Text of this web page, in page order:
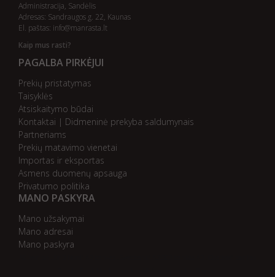
Administracija, Sandėlis
Adresas: Sandraugos g. 22, Kaunas
El. paštas: info@manrasta.lt
Kaip mus rasti?
PAGALBA PIRKĖJUI
Prekių pristatymas
Taisyklės
Atsiskaitymo būdai
Kontaktai | Didmeninė prekyba saldumynais
Partneriams
Prekių matavimo vienetai
Importas ir eksportas
Asmens duomenų apsauga
Privatumo politika
MANO PASKYRA
Mano užsakymai
Mano adresai
Mano paskyra